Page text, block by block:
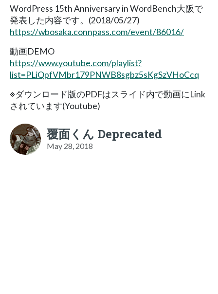
WordPress 15th Anniversary in WordBench大阪で
発表した内容です。(2018/05/27)
https://wbosaka.connpass.com/event/86016/
動画DEMO
https://www.youtube.com/playlist?
list=PLiQpfVMbr179PNWB8sgbz5sKgSzVHoCcq
※ダウンロード版のPDFはスライド内で動画にLink
されています(Youtube)
覆面くん Deprecated
May 28, 2018